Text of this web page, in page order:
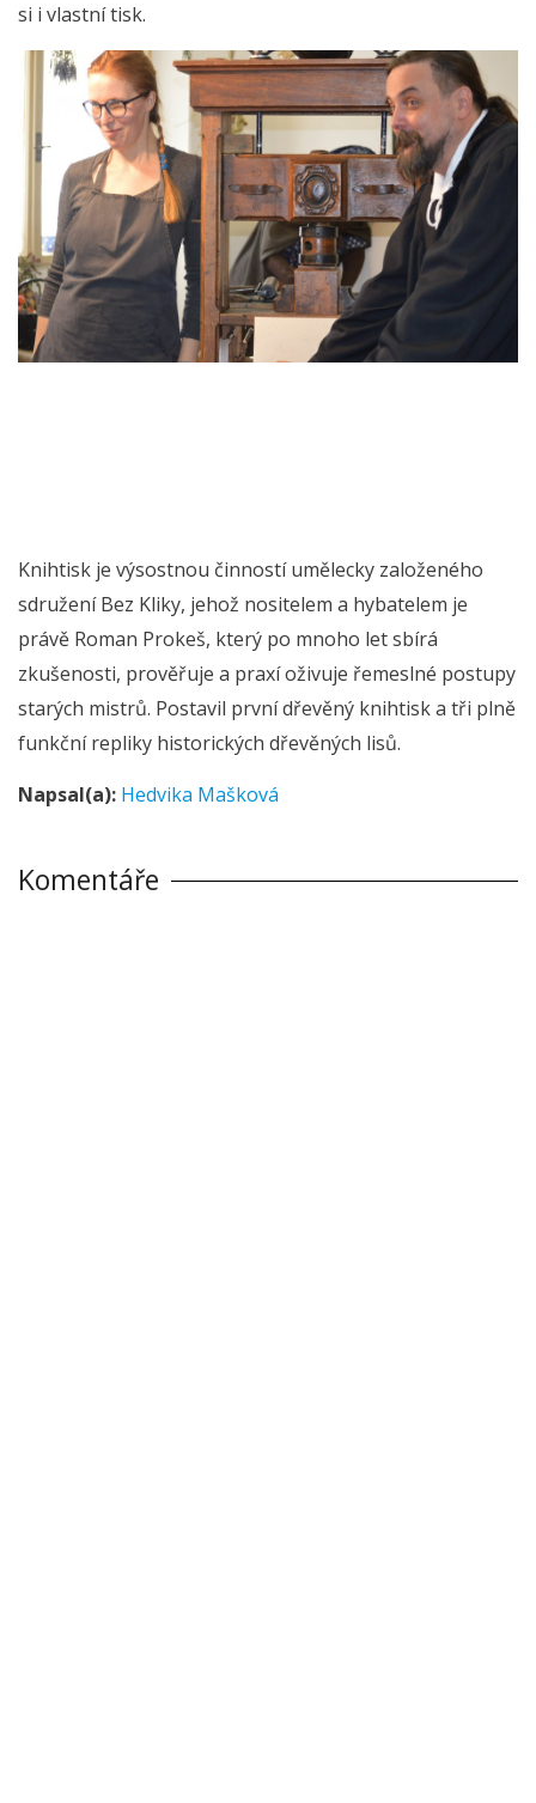
si i vlastní tisk.
Knihtisk je výsostnou činností umělecky založeného
sdružení Bez Kliky, jehož nositelem a hybatelem je
právě Roman Prokeš, který po mnoho let sbírá
zkušenosti, prověřuje a praxí oživuje řemeslné postupy
starých mistrů. Postavil první dřevěný knihtisk a tři plně
funkční repliky historických dřevěných lisů.
Napsal(a): Hedvika Mašková
Komentáře